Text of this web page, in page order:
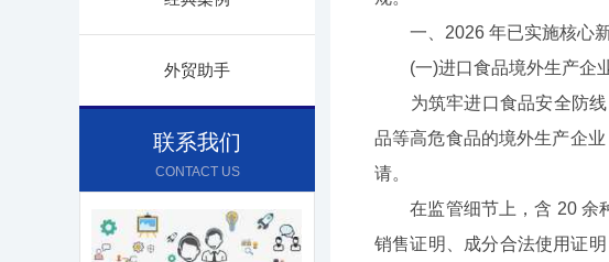
外贸助手
联系我们
CONTACT US
一、2026 年已实施核心新
(一)进口食品境外生产企业
为筑牢进口食品安全防线
品等高危食品的境外生产企
请。
在监管细节上，含 20 余种
销售证明、成分合法使用证